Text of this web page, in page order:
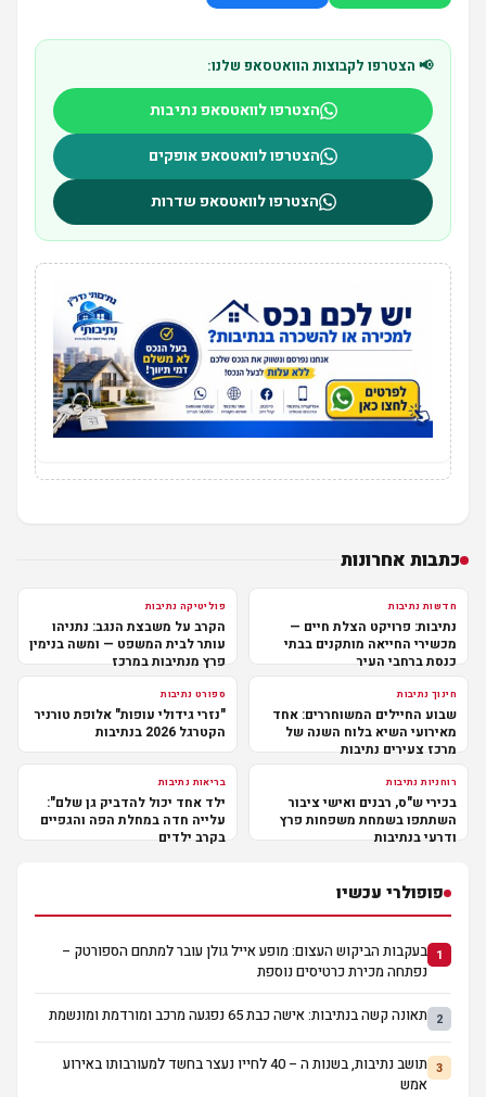
📢 הצטרפו לקבוצות הוואטסאפ שלנו:
הצטרפו לוואטסאפ נתיבות
הצטרפו לוואטסאפ אופקים
הצטרפו לוואטסאפ שדרות
כתבות אחרונות
חדשות נתיבות
נתיבות: פרויקט הצלת חיים —
מכשירי החייאה מותקנים בבתי
כנסת ברחבי העיר
פוליטיקה נתיבות
הקרב על משבצת הנגב: נתניהו
עותר לבית המשפט — ומשה בנימין
פרץ מנתיבות במרכז
חינוך נתיבות
שבוע החיילים המשוחררים: אחד
מאירועי השיא בלוח השנה של
מרכז צעירים נתיבות
ספורט נתיבות
"נזרי גידולי עופות" אלופת טורניר
הקטרגל 2026 בנתיבות
רוחניות נתיבות
בכירי ש"ס, רבנים ואישי ציבור
השתתפו בשמחת משפחות פרץ
ודרעי בנתיבות
בריאות נתיבות
ילד אחד יכול להדביק גן שלם":
עלייה חדה במחלת הפה והגפיים
בקרב ילדים
פופולרי עכשיו
1 בעקבות הביקוש העצום: מופע אייל גולן עובר למתחם הספורטק –
נפתחה מכירת כרטיסים נוספת
2 תאונה קשה בנתיבות: אישה כבת 65 נפגעה מרכב ומורדמת ומונשמת
3
תושב נתיבות, בשנות ה – 40 לחייו נעצר בחשד למעורבותו באירוע
אמש